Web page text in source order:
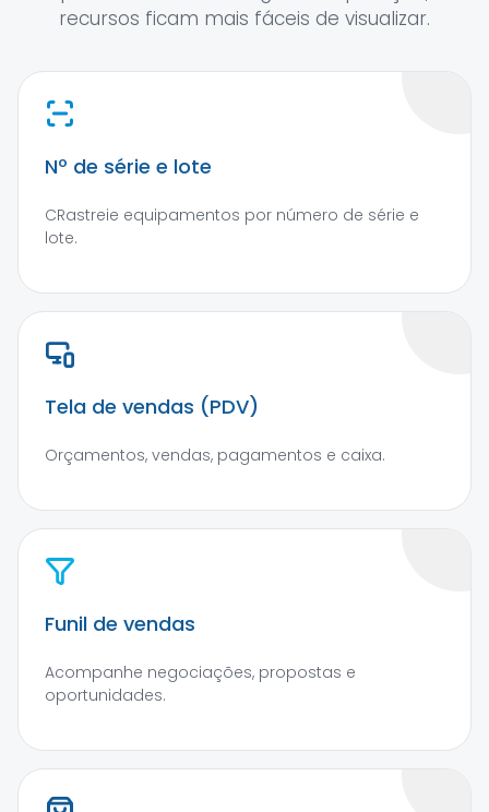
recursos ficam mais fáceis de visualizar.
Nº de série e lote
CRastreie equipamentos por número de série e
lote.
Tela de vendas (PDV)
Orçamentos, vendas, pagamentos e caixa.
Funil de vendas
Acompanhe negociações, propostas e
oportunidades.